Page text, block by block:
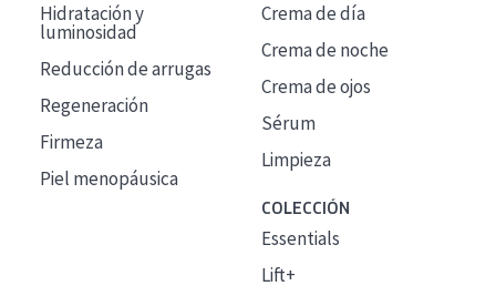
Hidratación y
luminosidad
Reducción de arrugas
Regeneración
Firmeza
Piel menopáusica
Crema de día
Crema de noche
Crema de ojos
Sérum
Limpieza
COLECCIÓN
Essentials
Lift+